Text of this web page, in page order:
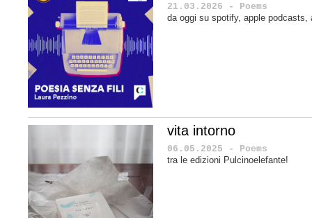
21.03.2026 - Poems
da oggi su spotify, apple
vita intorno
06.05.2025 - Poems
tra le edizioni Pulcinoelefante!